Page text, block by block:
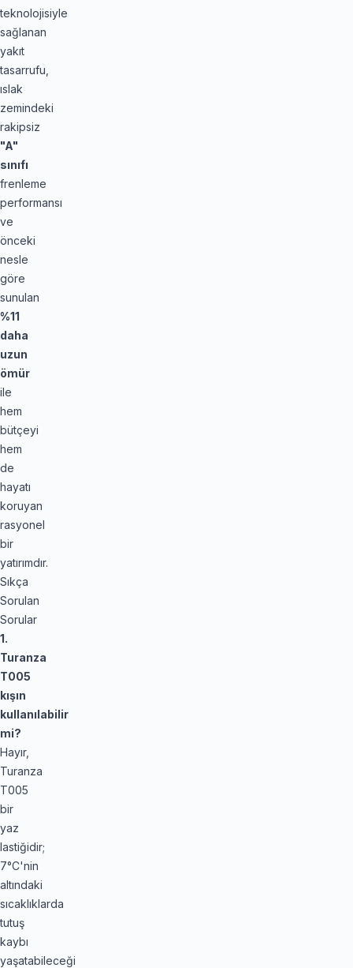
teknolojisiyle
sağlanan
yakıt
tasarrufu,
ıslak
zemindeki
rakipsiz
"A"
sınıfı
frenleme
performansı
ve
önceki
nesle
göre
sunulan
%11
daha
uzun
ömür
ile
hem
bütçeyi
hem
de
hayatı
koruyan
rasyonel
bir
yatırımdır.
Sıkça
Sorulan
Sorular
1.
Turanza
T005
kışın
kullanılabilir
mi?
Hayır,
Turanza
T005
bir
yaz
lastiğidir;
7°C'nin
altındaki
sıcaklıklarda
tutuş
kaybı
yaşatabileceği